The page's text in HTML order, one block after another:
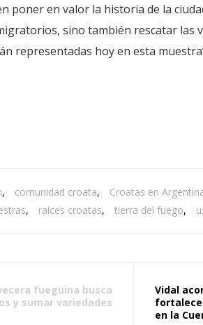
poner en valor la historia de la
sino también rescatar las
representadas hoy en esta
, comunidad croata, Croatas en
, raíces croatas, tierra del fuego,
fueguina busca
y sumar variedades
Vidal
en la